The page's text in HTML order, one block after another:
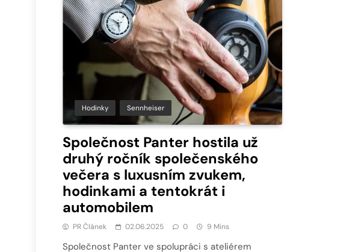
Hodinky Sennheiser
Společnost Panter hostila už
druhý ročník společenského
večera s luxusním zvukem,
hodinkami a tentokrát i
automobilem
PR Článek 02.06.2025 0 9 Mins
Společnost Panter ve spolupráci s ateliérem